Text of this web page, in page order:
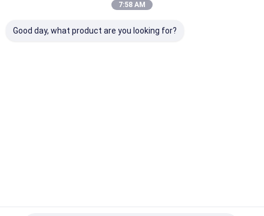
7:58 AM
Good day, what product are you looking for?